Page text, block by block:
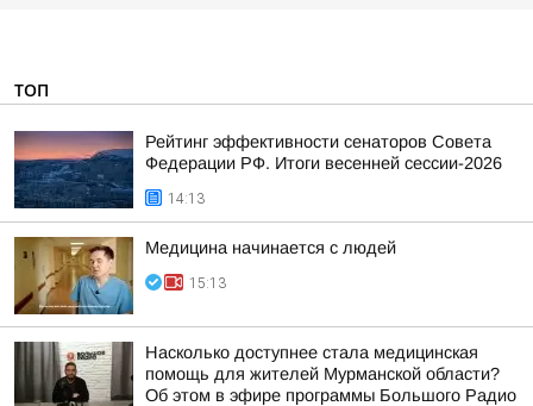
ТОП
Рейтинг эффективности сенаторов Совета
Федерации РФ. Итоги весенней сессии-2026
14:13
Медицина начинается с людей
15:13
Насколько доступнее стала медицинская
помощь для жителей Мурманской области?
Об этом в эфире программы Большого Радио